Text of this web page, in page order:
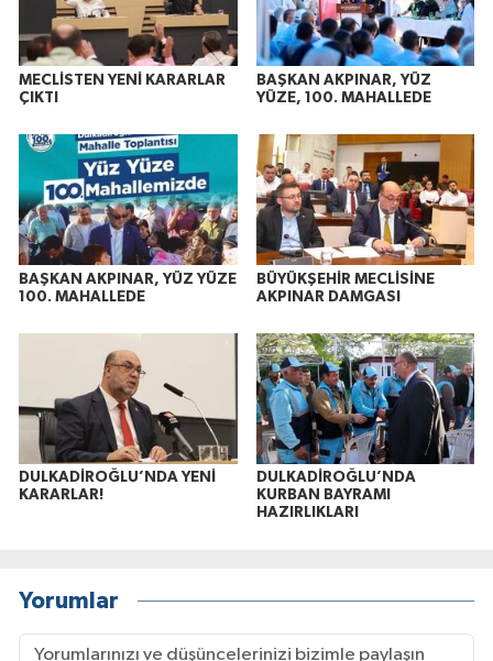
MECLİSTEN YENİ KARARLAR
ÇIKTI
BAŞKAN AKPINAR, YÜZ
YÜZE, 100. MAHALLEDE
BAŞKAN AKPINAR, YÜZ YÜZE
100. MAHALLEDE
BÜYÜKŞEHİR MECLİSİNE
AKPINAR DAMGASI
DULKADİROĞLU’NDA YENİ
KARARLAR!
DULKADİROĞLU’NDA
KURBAN BAYRAMI
HAZIRLIKLARI
Yorumlar